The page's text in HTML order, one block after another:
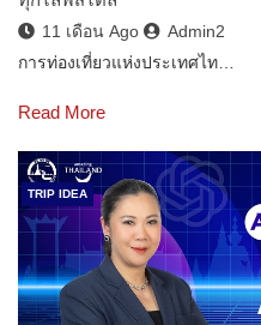
11 เดือน Ago
Admin2
การท่องเที่ยวแห่งประเทศไท…
Read More
TRIP IDEA